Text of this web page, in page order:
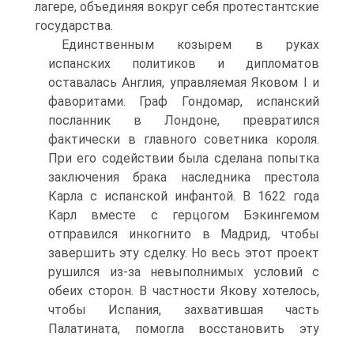
лагере, объединяя вокруг себя протестантские
государства.
Единственным козырем в руках
испанских полити­ков и дипломатов
оставалась Англия, управляемая Яковом I и
фаворитами. Граф Гондомар, испанский
посланник в Лондоне, превратился
фактически в главного советника короля.
При его содействии была сделана попытка
заключения брака наследника пре­стола
Карла с испанской инфантой. В 1622 года
Карл вместе с герцогом Бэкингемом
отправился инкогнито в Мадрид, чтобы
завершить эту сделку. Но весь этот проект
рушился из-за невыполнимых условий с
обеих сторон. В частности Якову хотелось,
чтобы Испания, захватившая часть
Палатината, помогла восстано­вить эту